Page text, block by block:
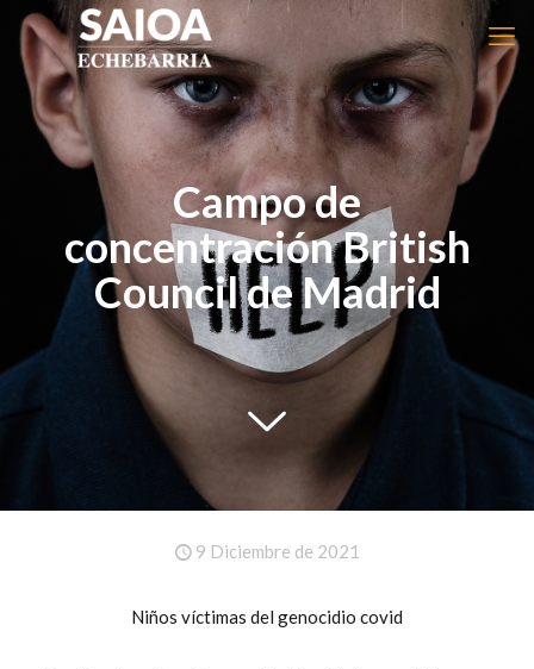
Campo de
concentración British
Council de Madrid
9 Diciembre de 2021
Niños víctimas del genocidio covid